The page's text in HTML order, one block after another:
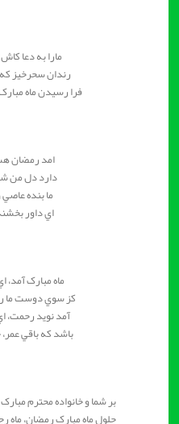
مارا به دعا
رندان سحرخيز
فرا رسيدن ماه
امد رمضان
دارد دل من
ما بنده عاصي
اي داور
ماه مبارک آمد،
کز سوي دوست ما
آمد نويد رحمت،
باشد که باقي
بر شما و خانواده محترم
حلول ماه مبارک رمضان، ماه